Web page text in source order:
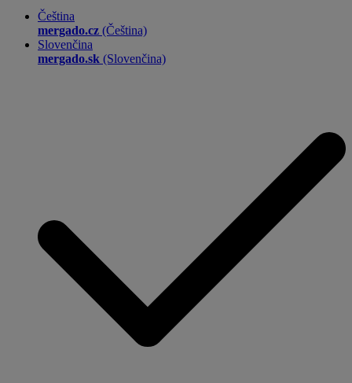
Čeština
mergado.cz (Čeština)
Slovenčina
mergado.sk (Slovenčina)